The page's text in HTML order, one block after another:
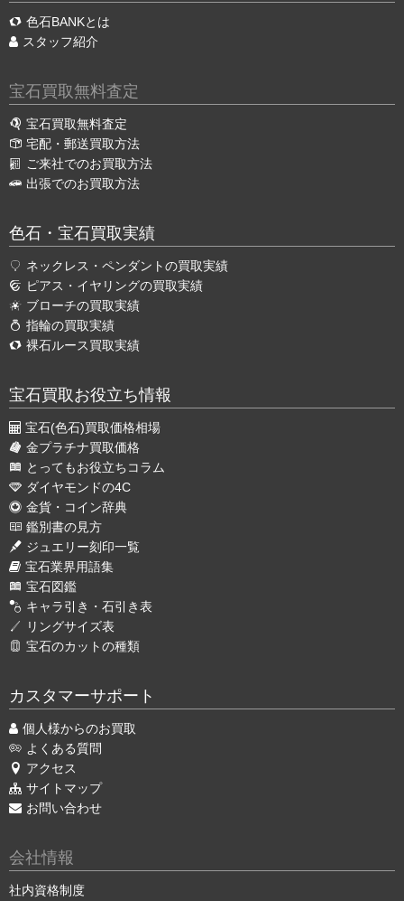
色石BANKとは
スタッフ紹介
宝石買取無料査定
宝石買取無料査定
宅配・郵送買取方法
ご来社でのお買取方法
出張でのお買取方法
色石・宝石買取実績
ネックレス・ペンダントの買取実績
ピアス・イヤリングの買取実績
ブローチの買取実績
指輪の買取実績
裸石ルース買取実績
宝石買取お役立ち情報
宝石(色石)買取価格相場
金プラチナ買取価格
とってもお役立ちコラム
ダイヤモンドの4C
金貨・コイン辞典
鑑別書の見方
ジュエリー刻印一覧
宝石業界用語集
宝石図鑑
キャラ引き・石引き表
リングサイズ表
宝石のカットの種類
カスタマーサポート
個人様からのお買取
よくある質問
アクセス
サイトマップ
お問い合わせ
会社情報
社内資格制度